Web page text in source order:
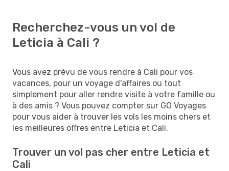
Recherchez-vous un vol de
Leticia à Cali ?
Vous avez prévu de vous rendre à Cali pour vos
vacances, pour un voyage d'affaires ou tout
simplement pour aller rendre visite à votre famille ou
à des amis ? Vous pouvez compter sur GO Voyages
pour vous aider à trouver les vols les moins chers et
les meilleures offres entre Leticia et Cali.
Trouver un vol pas cher entre Leticia et
Cali